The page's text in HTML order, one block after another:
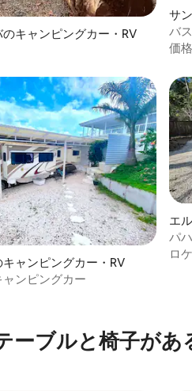
5つ星の平均評価
のキャンピングカー・RV
サ
バ
価格
つ星の平均評価
ャンピングカー・RV
ンピングカー
エ
ス
パ
ロ
ーブルと椅子が